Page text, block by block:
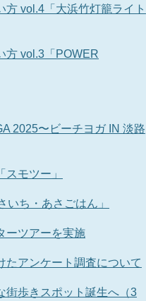
方 vol.4「大浜竹灯籠ライト
方 vol.3「POWER
2025〜ビーチヨガ IN 淡路
モツー」
ち・あさごはん」
ーツアーを実施
たアンケート調査について
街歩きスポット誕生へ（3